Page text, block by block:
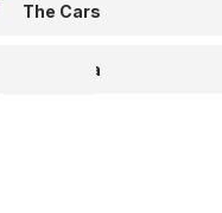
The Cars
WPP Media